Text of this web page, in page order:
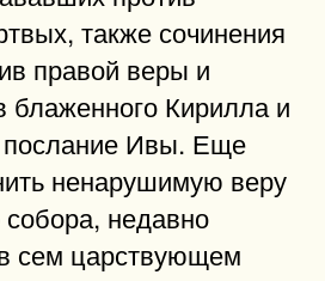
также сочинения
правой веры и
блаженного Кирилла и
послание Ивы. Еще
ненарушимую веру
собора, недавно
сем царствующем